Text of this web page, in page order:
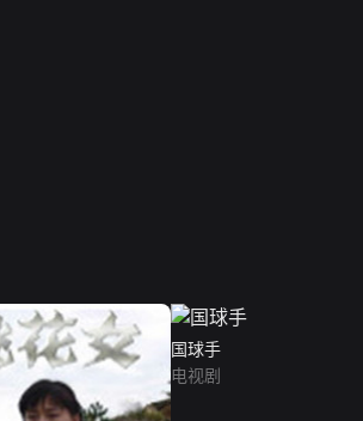
国球手
电视剧